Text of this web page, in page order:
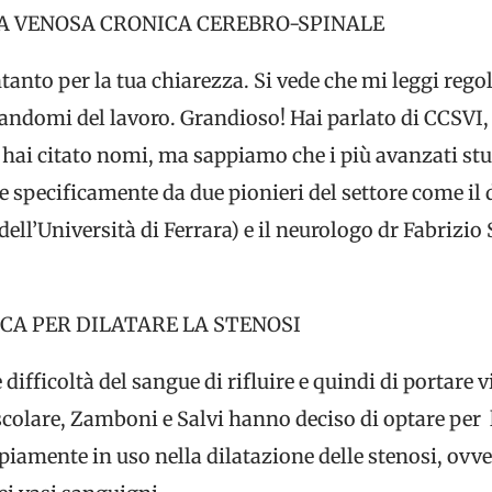
VENOSA CRONICA CEREBRO-SPINALE
per la tua chiarezza. Si vede che mi leggi
del lavoro. Grandioso! Hai parlato di
citato nomi, ma sappiamo che i più avanzati
specificamente da due pionieri del settore come
di Ferrara) e il neurologo dr Fabrizio
PER DILATARE LA STENOSI
difficoltà del sangue di rifluire e quindi di portare
Zamboni e Salvi hanno deciso di optare per
in uso nella dilatazione delle stenosi,